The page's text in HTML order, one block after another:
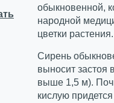
обыкновенной,
народной
цветки растения.
Сирень
выносит застоя
выше 1,5 м).
кислую